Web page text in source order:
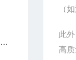
（
此
高